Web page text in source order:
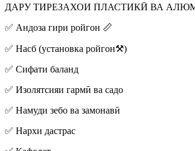
ДАРУ ТИРЕЗАХОИ ПЛАСТИКӢ ВА
✅️ Андоза гири ройгон 📏
✅ Насб (установка ройгон⚒️)
✅ Сифати баланд
✅ Изолятсияи гармӣ ва садо
✅ Намуди зебо ва замонавӣ
✅️ Нархи дастрас